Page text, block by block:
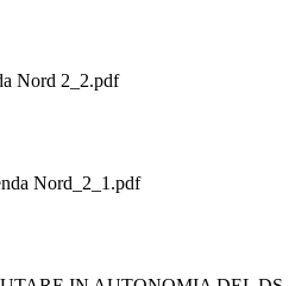
Nord 2_2.pdf
Nord_2_1.pdf